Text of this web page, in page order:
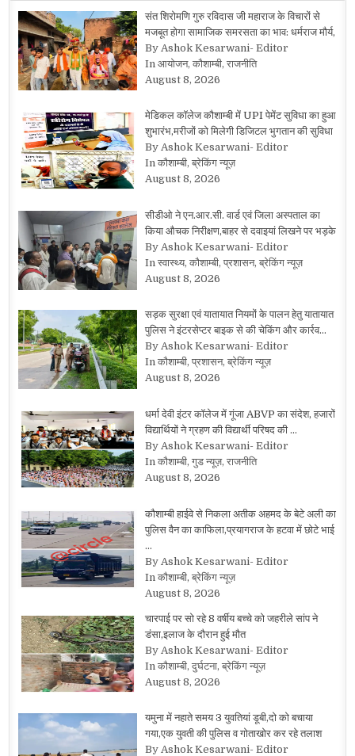
संत शिरोमणि गुरु रविदास जी महाराज के विचारों से
मजबूत होगा सामाजिक समरसता का भाव: धर्मराज मौर्य,
By Ashok Kesarwani- Editor
In आयोजन, कौशाम्बी, राजनीति
August 8, 2026
मेडिकल कॉलेज कौशाम्बी में UPI पेमेंट सुविधा का हुआ
शुभारंभ,मरीजों को मिलेगी डिजिटल भुगतान की सुविधा
By Ashok Kesarwani- Editor
In कौशाम्बी, ब्रेकिंग न्यूज़
August 8, 2026
सीडीओ ने एन.आर.सी. वार्ड एवं जिला अस्पताल का
किया औचक निरीक्षण,बाहर से दवाइयां लिखने पर भड़के
By Ashok Kesarwani- Editor
In स्वास्थ्य, कौशाम्बी, प्रशासन, ब्रेकिंग न्यूज़
August 8, 2026
सड़क सुरक्षा एवं यातायात नियमों के पालन हेतु यातायात
पुलिस ने इंटरसेप्टर बाइक से की चेकिंग और कार्रव…
By Ashok Kesarwani- Editor
In कौशाम्बी, प्रशासन, ब्रेकिंग न्यूज़
August 8, 2026
धर्मा देवी इंटर कॉलेज में गूंजा ABVP का संदेश, हजारों
विद्यार्थियों ने ग्रहण की विद्यार्थी परिषद की …
By Ashok Kesarwani- Editor
In कौशाम्बी, गुड न्यूज़, राजनीति
August 8, 2026
कौशाम्बी हाईवे से निकला अतीक अहमद के बेटे अली का
पुलिस वैन का काफिला,प्रयागराज के हटवा में छोटे भाई
…
By Ashok Kesarwani- Editor
In कौशाम्बी, ब्रेकिंग न्यूज़
August 8, 2026
चारपाई पर सो रहे 8 वर्षीय बच्चे को जहरीले सांप ने
डंसा,इलाज के दौरान हुई मौत
By Ashok Kesarwani- Editor
In कौशाम्बी, दुर्घटना, ब्रेकिंग न्यूज़
August 8, 2026
यमुना में नहाते समय 3 युवतियां डूबी,दो को बचाया
गया,एक युवती की पुलिस व गोताखोर कर रहे तलाश
By Ashok Kesarwani- Editor